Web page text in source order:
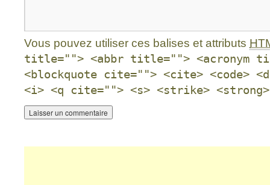
Vous pouvez utiliser ces balises et attributs
title=""> <abbr title=""> <acronym
<blockquote cite=""> <cite> <code>
<i> <q cite=""> <s> <strike> <strong>